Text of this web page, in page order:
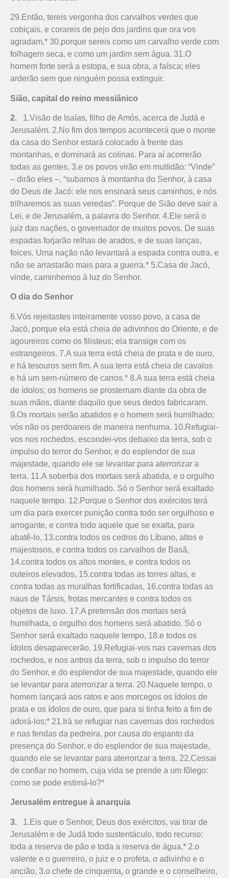
29.Então, tereis vergonha dos carvalhos verdes que
cobiçais, e corareis de pejo dos jardins que ora vos
agradam,* 30.porque sereis como um carvalho verde com
folhagem seca, e como um jardim sem água. 31.O
homem forte será a estopa, e sua obra, a faísca; eles
arderão sem que ninguém possa extinguir.
Sião, capital do reino messiânico
2. 1.Visão de Isaías, filho de Amós, acerca de Judá e
Jerusalém. 2.No fim dos tempos acontecerá que o monte
da casa do Senhor estará colocado à frente das
montanhas, e dominará as colinas. Para aí acorrerão
todas as gentes, 3.e os povos virão em multidão: “Vinde”
– dirão eles –, “subamos à montanha do Senhor, à casa
do Deus de Jacó: ele nos ensinará seus caminhos, e nós
trilharemos as suas veredas”. Porque de Sião deve sair a
Lei, e de Jerusalém, a palavra do Senhor. 4.Ele será o
juiz das nações, o governador de muitos povos. De suas
espadas forjarão relhas de arados, e de suas lanças,
foices. Uma nação não levantará a espada contra outra, e
não se arrastarão mais para a guerra.* 5.Casa de Jacó,
vinde, caminhemos à luz do Senhor.
O dia do Senhor
6.Vós rejeitastes inteiramente vosso povo, a casa de
Jacó, porque ela está cheia de adivinhos do Oriente, e de
agoureiros como os filisteus; ela transige com os
estrangeiros. 7.A sua terra está cheia de prata e de ouro,
e há tesouros sem fim. A sua terra está cheia de cavalos
e há um sem-número de carros.* 8.A sua terra está cheia
de ídolos; os homens se prosternam diante da obra de
suas mãos, diante daquilo que seus dedos fabricaram.
9.Os mortais serão abatidos e o homem será humilhado;
vós não os perdoareis de maneira nenhuma. 10.Refugiai-
vos nos rochedos, escondei-vos debaixo da terra, sob o
impulso do terror do Senhor, e do esplendor de sua
majestade, quando ele se levantar para aterrorizar a
terra. 11.A soberba dos mortais será abatida, e o orgulho
dos homens será humilhado. Só o Senhor será exaltado
naquele tempo. 12.Porque o Senhor dos exércitos terá
um dia para exercer punição contra todo ser orgulhoso e
arrogante, e contra todo aquele que se exalta, para
abatê-lo, 13.contra todos os cedros do Líbano, altos e
majestosos, e contra todos os carvalhos de Basã,
14.contra todos os altos montes, e contra todos os
outeiros elevados, 15.contra todas as torres altas, e
contra todas as muralhas fortificadas, 16.contra todas as
naus de Társis, frotas mercantes e contra todos os
objetos de luxo. 17.A pretensão dos mortais será
humilhada, o orgulho dos homens será abatido. Só o
Senhor será exaltado naquele tempo, 18.e todos os
ídolos desaparecerão. 19.Refugiai-vos nas cavernas dos
rochedos, e nos antros da terra, sob o impulso do terror
do Senhor, e do esplendor de sua majestade, quando ele
se levantar para aterrorizar a terra. 20.Naquele tempo, o
homem lançará aos ratos e aos morcegos os ídolos de
prata e os ídolos de ouro, que para si tinha feito a fim de
adorá-los;* 21.Irá se refugiar nas cavernas dos rochedos
e nas fendas da pedreira, por causa do espanto da
presença do Senhor, e do esplendor de sua majestade,
quando ele se levantar para aterrorizar a terra. 22.Cessai
de confiar no homem, cuja vida se prende a um fôlego:
como se pode estimá-lo?*
Jerusalém entregue à anarquia
3. 1.Eis que o Senhor, Deus dos exércitos, vai tirar de
Jerusalém e de Judá todo sustentáculo, todo recurso:
toda a reserva de pão e toda a reserva de água,* 2.o
valente e o guerreiro, o juiz e o profeta, o adivinho e o
ancião, 3.o chefe de cinquenta, o grande e o conselheiro,